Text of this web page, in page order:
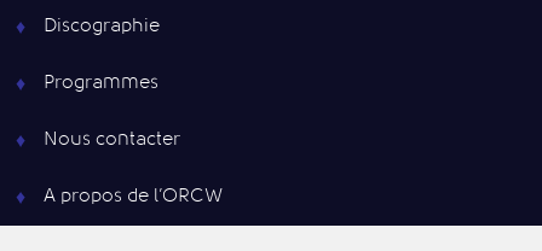
Discographie
Programmes
Nous contacter
A propos de l’ORCW